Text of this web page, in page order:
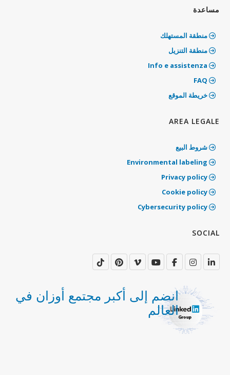
مساعدة
منطقة المستهلك
منطقة التنزيل
خريطة الموقع
AREA LEGALE
شروط البيع
‫SOCIAL
انضم إلى أكبر مجتمع أوزان في
العالم